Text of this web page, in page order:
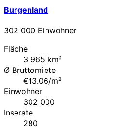
Burgenland
302 000 Einwohner
Fläche
3 965 km²
Ø Bruttomiete
€13.06/m²
Einwohner
302 000
Inserate
280